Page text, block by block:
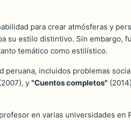
para crear atmósferas y
su estilo distintivo. Sin embargo,
temático como estilístico.
peruana, incluidos problemas
y "Cuentos completos"
en varias universidades en